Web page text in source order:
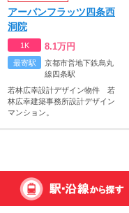
アーバンフラッツ四条西
洞院
1K 8.1万円
最寄駅
京都市営地下鉄烏丸
線四条駅
若林広幸設計デザイン物件 若
林広幸建築事務所設計デザイン
マンション。